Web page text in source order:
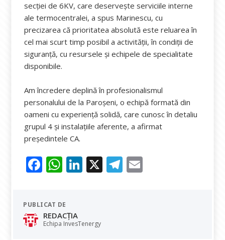
secției de 6KV, care deservește serviciile interne
ale termocentralei, a spus Marinescu, cu
precizarea că prioritatea absolută este reluarea în
cel mai scurt timp posibil a activității, în condiții de
siguranță, cu resursele și echipele de specialitate
disponibile.
Am încredere deplină în profesionalismul
personalului de la Paroșeni, o echipă formată din
oameni cu experiență solidă, care cunosc în detaliu
grupul 4 și instalațiile aferente, a afirmat
președintele CA.
F
e
b
o
W
at
s
A
Li
dI
X T
PUBLICAT DE
REDACȚIA
Echipa InvesTenergy